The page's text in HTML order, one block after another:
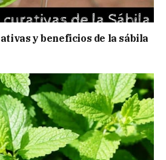
y beneficios de la sábila